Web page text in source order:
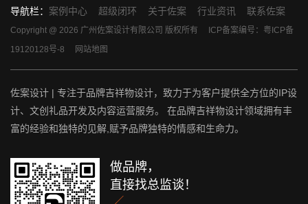
导航栏： 案例中心 超级闭环 关于佐案 行业资讯 联系佐案
Copyright @ 2026 广州佐案设计有限公司 版权所有 ICP备案编号：粤ICP备
19120128号-8
网站地图
佐案设计 | 专注于品牌吉祥物设计，致力于为客户提供全方位的IP设
计、文创礼品开发及内容运营服务。 在品牌吉祥物设计领域拥有丰
富的经验和独特的见解,赋予品牌独特的情感和生命力。
做品牌，
直接找总监谈！